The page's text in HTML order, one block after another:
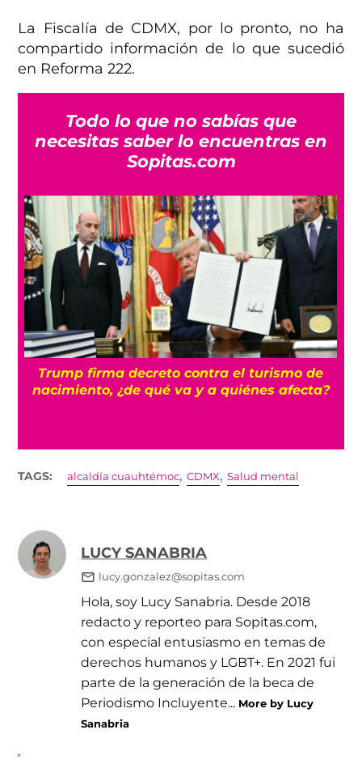
La Fiscalía de CDMX, por lo pronto, no ha
compartido información de lo que sucedió
en Reforma 222.
Todo lo que no sabías que
necesitas saber lo encuentras en
Sopitas.com
Trump firma decreto contra el turismo de
nacimiento, ¿de qué va y a quiénes afecta?
TAGS: alcaldía cuauhtémoc,CDMX,Salud mental
LUCY SANABRIA
lucy.gonzalez@sopitas.com
Hola, soy Lucy Sanabria. Desde 2018
redacto y reporteo para Sopitas.com,
con especial entusiasmo en temas de
derechos humanos y LGBT+. En 2021 fui
parte de la generación de la beca de
Periodismo Incluyente... More by Lucy
Sanabria